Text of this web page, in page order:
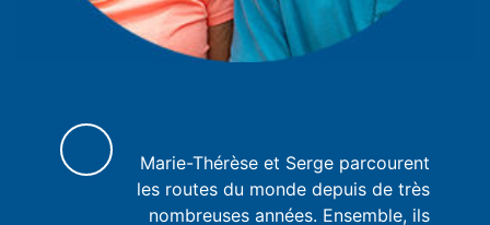
Marie-Thérèse et Serge parcourent
les routes du monde depuis de très
nombreuses années. Ensemble, ils